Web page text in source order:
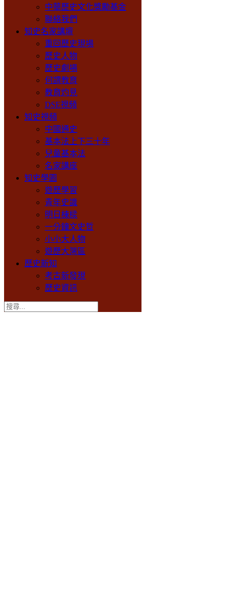
中華歷史文化獎勵基金
聯絡我們
知史名家講壇
重回歷史現場
歷史人物
歷史劇場
何謂教育
教育灼見
DSE視頻
知史視頻
中國通史
基本法上下三十年
兒童基本法
名家講座
知史學園
遊歷學習
青年史識
明日棟樑
一分鐘文史哲
小小大人物
遊歷大灣區
歷史新知
考古新發現
歷史資訊